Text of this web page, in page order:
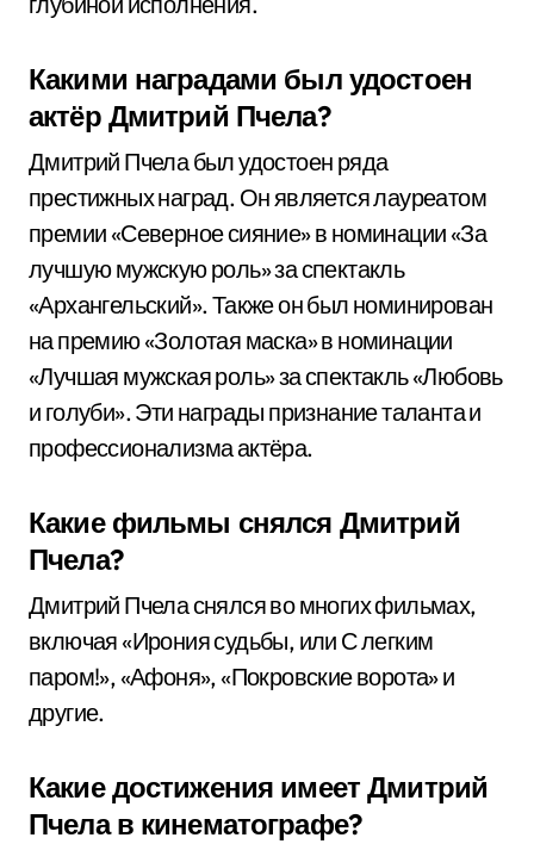
Какими наградами был удостоен
актёр Дмитрий Пчела?
Дмитрий Пчела был удостоен ряда
престижных наград. Он является лауреатом
премии «Северное сияние» в номинации «За
лучшую мужскую роль» за спектакль
«Архангельский». Также он был номинирован
на премию «Золотая маска» в номинации
«Лучшая мужская роль» за спектакль «Любовь
и голуби». Эти награды признание таланта и
профессионализма актёра.
Какие фильмы снялся Дмитрий
Пчела?
Дмитрий Пчела снялся во многих фильмах,
включая «Ирония судьбы, или С легким
паром!», «Афоня», «Покровские ворота» и
другие.
Какие достижения имеет Дмитрий
Пчела в кинематографе?